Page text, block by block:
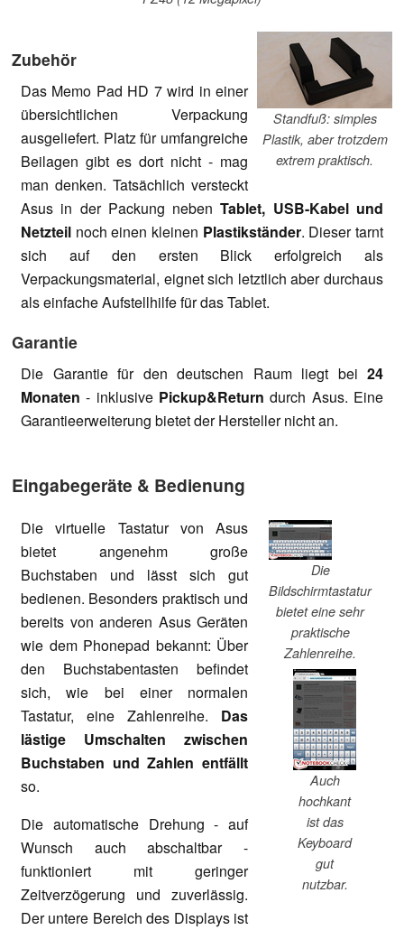
Standfuß: simples
Plastik, aber trotzdem
extrem praktisch.
Zubehör
Das Memo Pad HD 7 wird in einer
übersichtlichen Verpackung
ausgeliefert. Platz für umfangreiche
Beilagen gibt es dort nicht - mag
man denken. Tatsächlich versteckt
Asus in der Packung nebenTablet, USB-Kabel und
Netzteil noch einen kleinen Plastikständer. Dieser tarnt
sich auf den ersten Blick erfolgreich als
Verpackungsmaterial, eignet sich letztlich aber durchaus
als einfache Aufstellhilfe für das Tablet.
Garantie
Die Garantie für den deutschen Raum liegt bei 24
Monaten - inklusive Pickup&Return durch Asus. Eine
Garantieerweiterung bietet der Hersteller nicht an.
Eingabegeräte & Bedienung
Die
Bildschirmtastatur
bietet eine sehr
praktische
Zahlenreihe.
Auch
hochkant
ist das
Keyboard
gut
nutzbar.
Die virtuelle Tastatur von Asus
bietet angenehm große
Buchstaben und lässt sich gut
bedienen. Besonders praktisch und
bereits von anderen Asus Geräten
wie dem Phonepad bekannt: Über
den Buchstabentasten befindet
sich, wie bei einer normalen
Tastatur, eine Zahlenreihe. Das
lästige Umschalten zwischen
Buchstaben und Zahlen entfällt
so.
Die automatische Drehung - auf
Wunsch auch abschaltbar -
funktioniert mit geringer
Zeitverzögerung und zuverlässig.
Der untere Bereich des Displays ist